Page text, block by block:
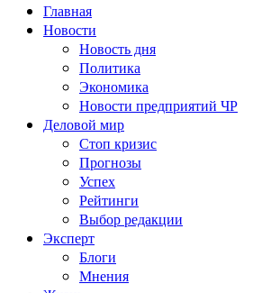
Главная
Новости
Новость дня
Политика
Экономика
Новости предприятий ЧР
Деловой мир
Стоп кризис
Прогнозы
Успех
Рейтинги
Выбор редакции
Эксперт
Блоги
Мнения